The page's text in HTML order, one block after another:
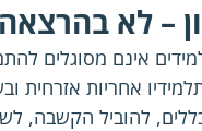
– לא בהרצאה
אינם מסוגלים
אחריות אזרחית
להוביל הקשבה,